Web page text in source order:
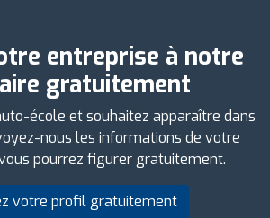
entreprise à notre
gratuitement
école et souhaitez apparaître dans
nous les informations de votre
pourrez figurer gratuitement.
votre profil gratuitement